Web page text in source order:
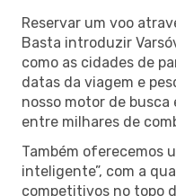
Reservar um voo
Basta introduzir
como as cidades de
datas da viagem e
nosso motor de
entre milhares de
Também oferecemos
inteligente”, com a
competitivos no topo